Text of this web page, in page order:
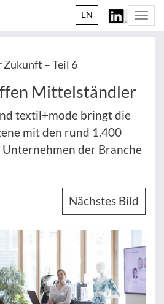
EN
Zukunft – Teil 6
Mittelständler
textil+mode bringt die
mit den rund 1.400
der Branche
Nächstes Bild